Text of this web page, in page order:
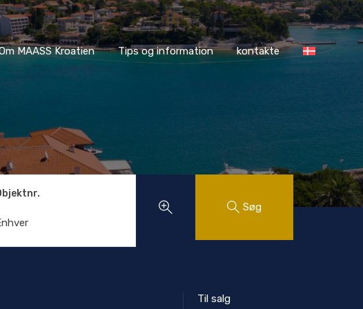
Om MAASS Kroatien Tips og information kontakte
MAASS Kroatien Tips og information kontakte
Søg
Til salg